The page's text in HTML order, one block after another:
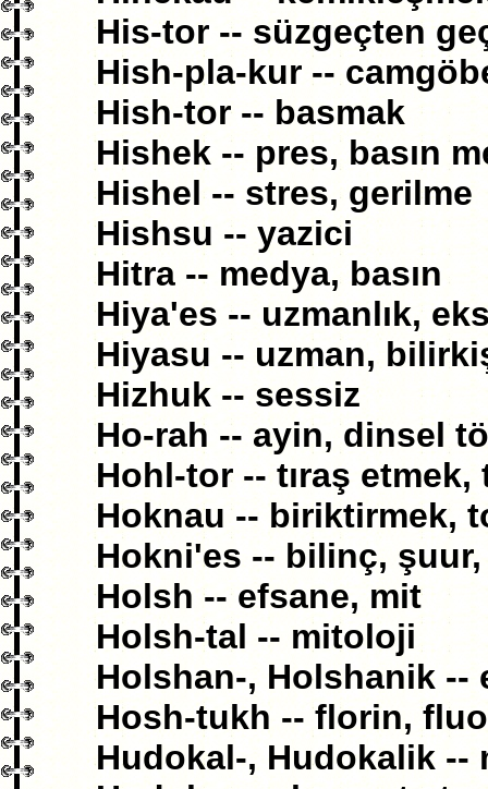
His-tor -- süzgeçten
Hish-pla-kur --
Hish-tor -- basmak
Hishek -- pres, basın
Hishel -- stres, gerilme
Hishsu -- yazici
Hitra -- medya, basın
Hiya'es -- uzmanlık,
Hiyasu -- uzman,
Hizhuk -- sessiz
Ho-rah -- ayin, dinsel
Hohl-tor -- tıraş etmek,
Hoknau -- biriktirmek,
Hokni'es -- bilinç,
Holsh -- efsane, mit
Holsh-tal -- mitoloji
Holshan-, Holshanik --
Hosh-tukh -- florin,
Hudokal-, Hudokalik --